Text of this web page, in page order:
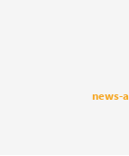
news-